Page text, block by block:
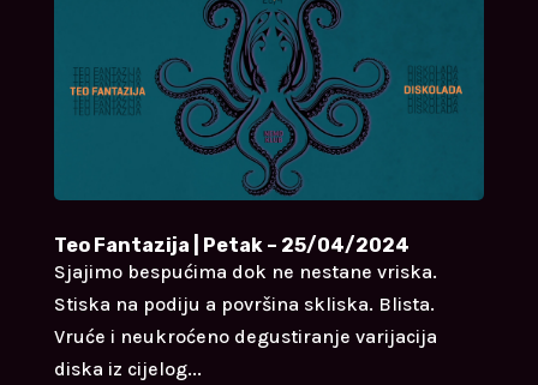
Teo Fantazija | Petak – 25/04/2024
Sjajimo bespućima dok ne nestane vriska.
Stiska na podiju a površina skliska. Blista.
Vruće i neukroćeno degustiranje varijacija
diska iz cijelog...